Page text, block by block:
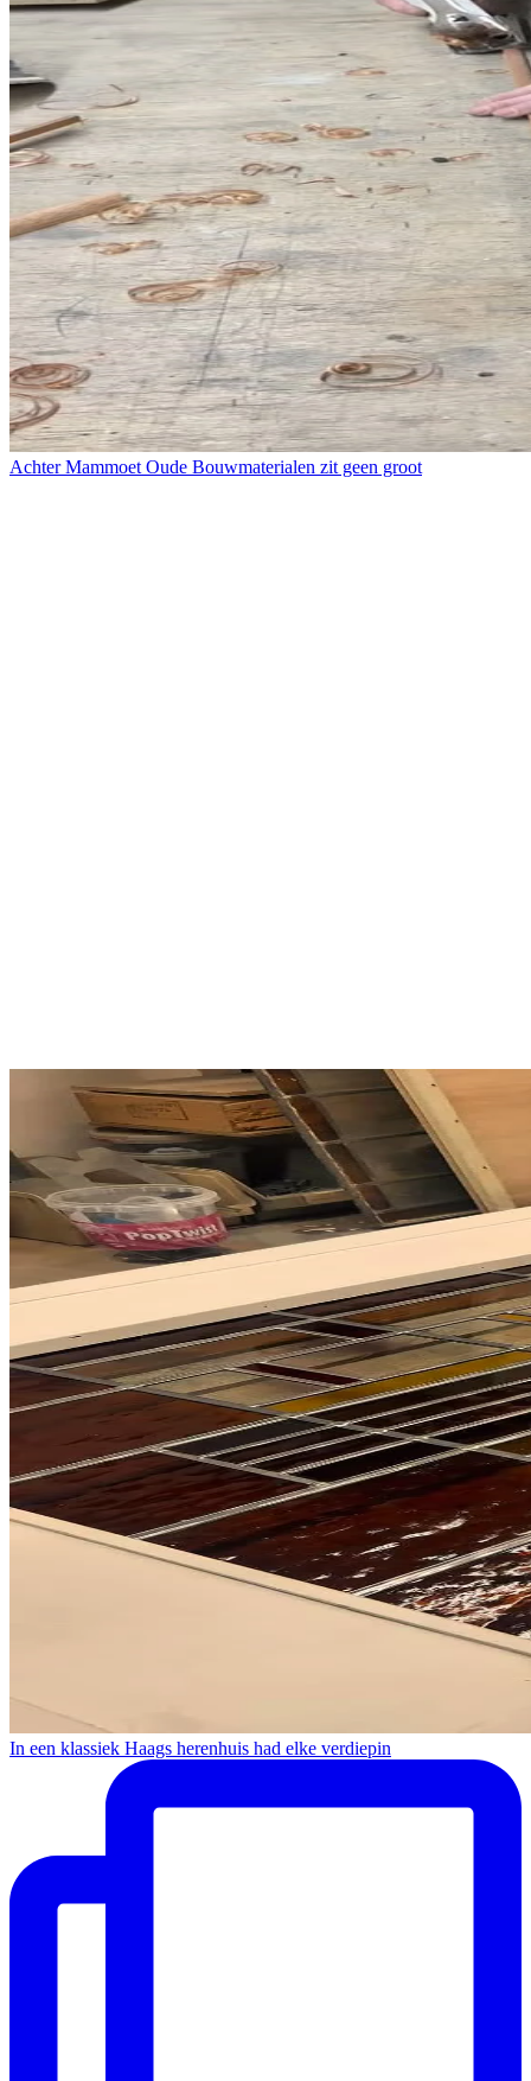
Achter Mammoet Oude Bouwmaterialen zit geen groot
In een klassiek Haags herenhuis had elke verdiepin